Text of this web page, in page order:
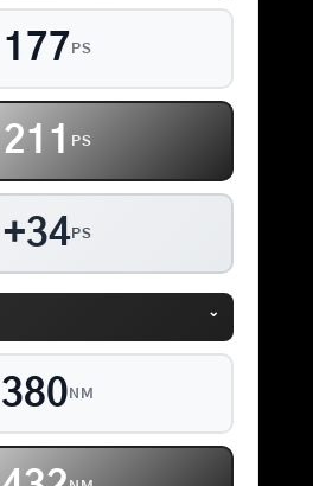
177 PS
211 PS
+34PS
⌄
380 NM